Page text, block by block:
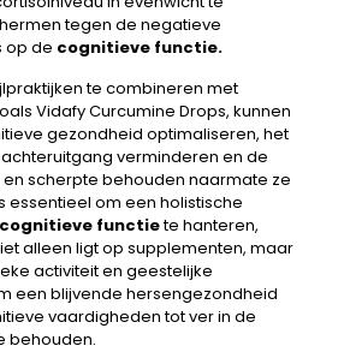
tegen de negatieve
op de cognitieve functie.
te combineren met
Vidafy Curcumine Drops, kunnen
gezondheid optimaliseren, het
verminderen en de
scherpte behouden naarmate ze
essentieel om een ​​holistische
cognitieve functiete hanteren,
alleen ligt op supplementen, maar
activiteit en geestelijke
een ​​blijvende hersengezondheid
vaardigheden tot ver in de
behouden.